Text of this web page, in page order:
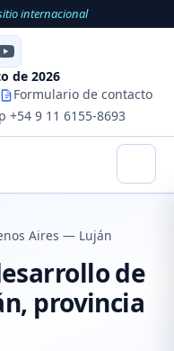
internacional
de 2026
Formulario de contacto
+54 9 11 6155-8693
Aires — Luján
de
provincia